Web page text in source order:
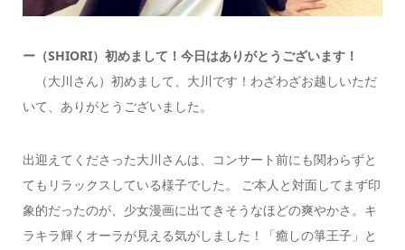
ー（SHIORI）初めまして！今日はありがとうございます！
（大川さん）初めまして、大川です！わざわざお越しいただ
いて、ありがとうございました。
出迎えてくださった大川さんは、コンサート前にも関わらずと
てもリラックスしている様子でした。 ご本人と対面してまず印
象的だったのが、少女漫画に出てきそうなほどの爽やかさ。キ
ラキラ輝くオーラが見える気がしました！「癒しの箏王子」と